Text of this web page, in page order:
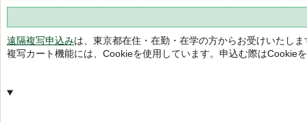
遠隔複写申込みは、東京都在住・在勤・在学の方からお受けいたしま
複写カート機能には、Cookieを使用しています。申込む際はCookie